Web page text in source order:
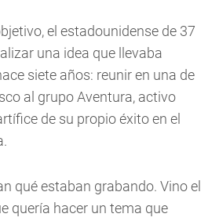
el estadounidense de 37
una idea que llevaba
siete años: reunir en una de
al grupo Aventura, activo
de su propio éxito en el
qué estaban grabando. Vino el
quería hacer un tema que